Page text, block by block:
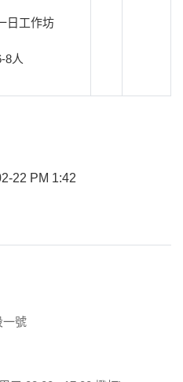
日工作坊
8人
22 PM 1:42
一號